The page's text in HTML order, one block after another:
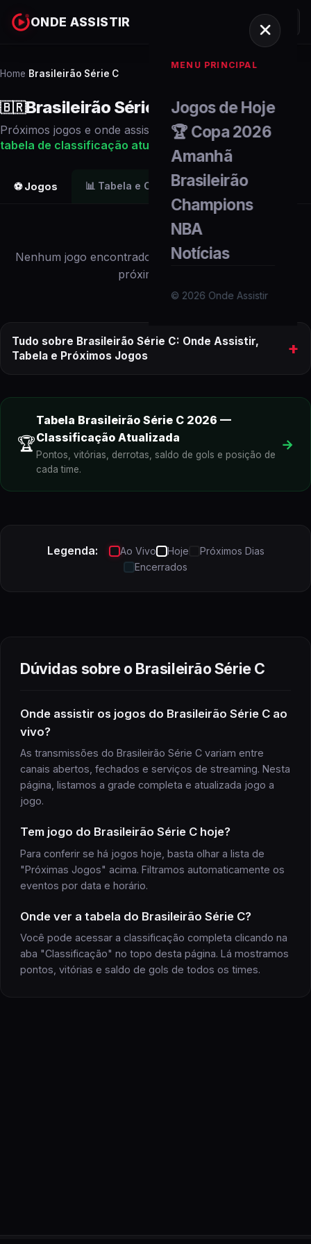
ONDE ASSISTIR
MENU PRINCIPAL
Jogos de Hoje
🏆 Copa 2026
Amanhã
Brasileirão
Champions
NBA
Notícias
© 2026 Onde Assistir
Home Brasileirão Série C
🇧🇷Brasileirão Série C
Próximos jogos e onde assistir ao vivo. Veja também a
tabela de classificação atualizada
⚽ Jogos 📊 Tabela e Classificação
Nenhum jogo encontrado paraeste campeonato
próximos dias.
Tudo sobre Brasileirão Série C: Onde Assistir,
Tabela e Próximos Jogos
+
Brasileirão Série C
🏆
Tabela Brasileirão Série C 2026 —
Classificação Atualizada
Pontos, vitórias, derrotas, saldo de gols e posição de
cada time.
→
Legenda: Ao Vivo Hoje
Próximos Dias
Encerrados
Dúvidas sobre oBrasileirão Série C
Onde assistir os jogos do Brasileirão Série C ao
vivo?
As transmissões do Brasileirão Série C variam entre
canais abertos, fechados e serviços de streaming. Nesta
página, listamos a grade completa e atualizada jogo a
jogo.
Tem jogo do Brasileirão Série C hoje?
Para conferir se há jogos hoje, basta olhar a lista de
"Próximas Jogos" acima. Filtramos automaticamente os
eventos por data e horário.
Onde ver a tabela do Brasileirão Série C?
Você pode acessar a classificação completa clicando na
aba "Classificação" no topo desta página. Lá mostramos
pontos, vitórias e saldo de gols de todos os times.